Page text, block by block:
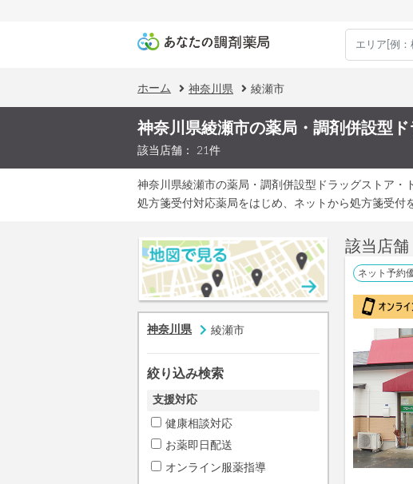
ホーム 神奈川県 綾瀬市
神奈川県綾瀬市の薬局・調剤併設型
該当店舗： 21件
神奈川県綾瀬市の薬局・調剤併設型ドラッグストア・
処方箋受付対応薬局をはじめ、ネットから処方箋受付
神奈川県 綾瀬市
絞り込み検索
支援対応
健康相談対応
お薬即日配送
オンライン服薬指導
該当店
ネット予約